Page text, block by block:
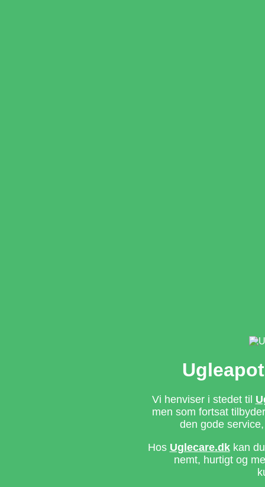
Vi henviser i stedet til
men som fortsat
den gode
Hos Uglecare.dkkan du
nemt, hurtigt og